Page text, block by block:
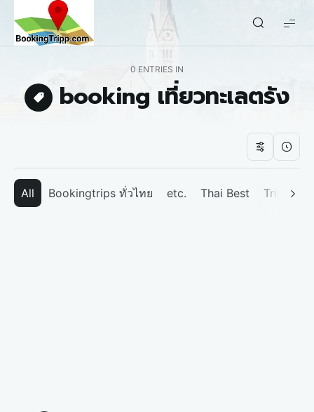
bookingtripp.com
0 ENTRIES IN
booking เที่ยวทะเลตรัง
All Bookingtrips ทั่วไทย etc. Thai Best Tripp